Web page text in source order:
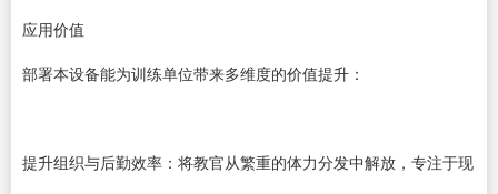
应用价值
部署本设备能为训练单位带来多维度的价值提升：
提升组织与后勤效率：将教官从繁重的体力分发中解放，专注于现